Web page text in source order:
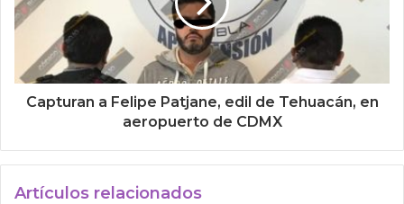
Capturan a Felipe Patjane, edil de Tehuacán, en
aeropuerto de CDMX
Artículos relacionados